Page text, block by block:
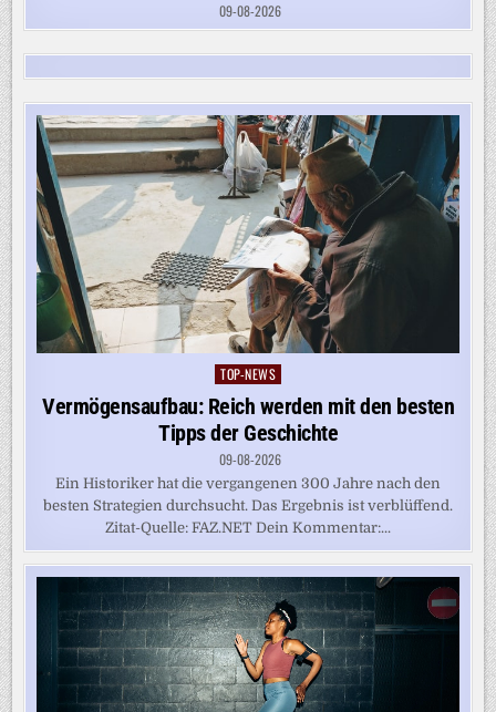
09-08-2026
Posted
in
TOP-NEWS
Vermögensaufbau: Reich werden mit den besten
Tipps der Geschichte
09-08-2026
Ein Historiker hat die vergangenen 300 Jahre nach den
besten Strategien durchsucht. Das Ergebnis ist verblüffend.
Zitat-Quelle: FAZ.NET Dein Kommentar:...